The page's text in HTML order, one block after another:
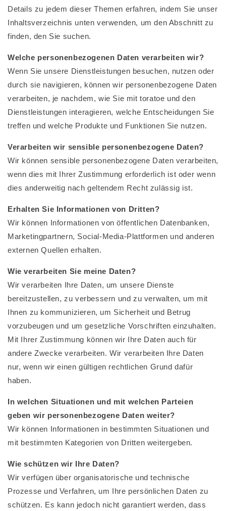
Details zu jedem dieser Themen erfahren, indem Sie unser
Inhaltsverzeichnis unten verwenden, um den Abschnitt zu
finden, den Sie suchen.
Welche personenbezogenen Daten verarbeiten wir?
Wenn Sie unsere Dienstleistungen besuchen, nutzen oder
durch sie navigieren, können wir personenbezogene Daten
verarbeiten, je nachdem, wie Sie mit toratoe und den
Dienstleistungen interagieren, welche Entscheidungen Sie
treffen und welche Produkte und Funktionen Sie nutzen.
Verarbeiten wir sensible personenbezogene Daten?
Wir können sensible personenbezogene Daten verarbeiten,
wenn dies mit Ihrer Zustimmung erforderlich ist oder wenn
dies anderweitig nach geltendem Recht zulässig ist.
Erhalten Sie Informationen von Dritten?
Wir können Informationen von öffentlichen Datenbanken,
Marketingpartnern, Social-Media-Plattformen und anderen
externen Quellen erhalten.
Wie verarbeiten Sie meine Daten?
Wir verarbeiten Ihre Daten, um unsere Dienste
bereitzustellen, zu verbessern und zu verwalten, um mit
Ihnen zu kommunizieren, um Sicherheit und Betrug
vorzubeugen und um gesetzliche Vorschriften einzuhalten.
Mit Ihrer Zustimmung können wir Ihre Daten auch für
andere Zwecke verarbeiten. Wir verarbeiten Ihre Daten
nur, wenn wir einen gültigen rechtlichen Grund dafür
haben.
In welchen Situationen und mit welchen Parteien
geben wir personenbezogene Daten weiter?
Wir können Informationen in bestimmten Situationen und
mit bestimmten Kategorien von Dritten weitergeben.
Wie schützen wir Ihre Daten?
Wir verfügen über organisatorische und technische
Prozesse und Verfahren, um Ihre persönlichen Daten zu
schützen. Es kann jedoch nicht garantiert werden, dass